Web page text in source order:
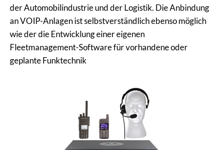
der Automobilindustrie und der Logistik. Die Anbindung
an VOIP-Anlagen ist selbstverständlich ebenso möglich
wie der die Entwicklung einer eigenen
Fleetmanagement-Software für vorhandene oder
geplante Funktechnik